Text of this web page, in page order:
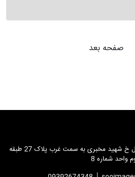
صفحه بعد
پونک بلوار اشرفی اصفهانی م عدل خ شهید مخبری به سمت غرب پلاک 27 طبقه
واحد شماره 8